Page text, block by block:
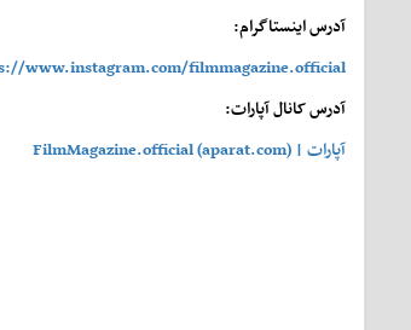
آدرس اینستاگرام:
www.instagram.com/filmmagazine.official
آدرس کانال آپارات:
آپارات | FilmMagazine.official (aparat.com)